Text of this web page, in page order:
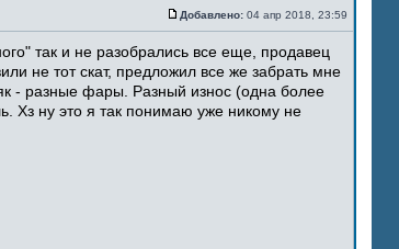
Добавлено: 04 апр 2018, 23:59
так и не разобрались все еще, продавец
не тот скат, предложил все же забрать мне
- разные фары. Разный износ (одна более
Хз ну это я так понимаю уже никому не